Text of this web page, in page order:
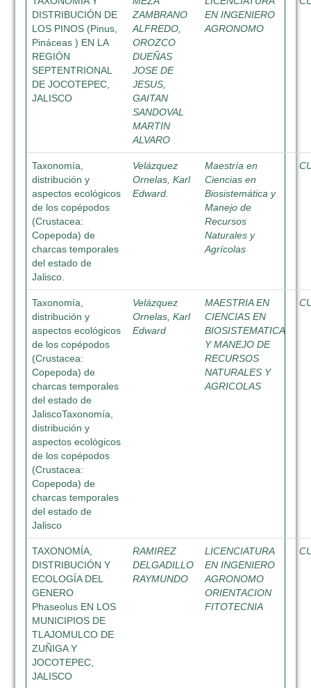
DISTRIBUCIÓN DE
LOS PINOS (Pinus,
Pináceas ) EN LA
REGIÓN
SEPTENTRIONAL
DE JOCOTEPEC,
JALISCO
ZAMBRANO
ALFREDO,
OROZCO
DUEÑAS
JOSE DE
JESUS,
GAITAN
SANDOVAL
MARTIN
ALVARO
EN INGENIERO
AGRONOMO
Taxonomía,
distribución y
aspectos ecológicos
de los copépodos
(Crustacea:
Copepoda) de
charcas temporales
del estado de
Jalisco.
Velázquez
Ornelas, Karl
Edward.
Maestría en
Ciencias en
Biosistemática y
Manejo de
Recursos
Naturales y
Agrícolas
Taxonomía,
distribución y
aspectos ecológicos
de los copépodos
(Crustacea:
Copepoda) de
charcas temporales
del estado de
JaliscoTaxonomía,
distribución y
aspectos ecológicos
de los copépodos
(Crustacea:
Copepoda) de
charcas temporales
del estado de
Jalisco
Velázquez
Ornelas, Karl
Edward
MAESTRIA EN
CIENCIAS EN
BIOSISTEMATICA
Y MANEJO DE
RECURSOS
NATURALES Y
AGRICOLAS
TAXONOMÍA,
DISTRIBUCIÓN Y
ECOLOGÍA DEL
GENERO
Phaseolus EN LOS
MUNICIPIOS DE
TLAJOMULCO DE
ZUÑIGA Y
JOCOTEPEC,
JALISCO
RAMIREZ
DELGADILLO
RAYMUNDO
LICENCIATURA
EN INGENIERO
AGRONOMO
ORIENTACION
FITOTECNIA